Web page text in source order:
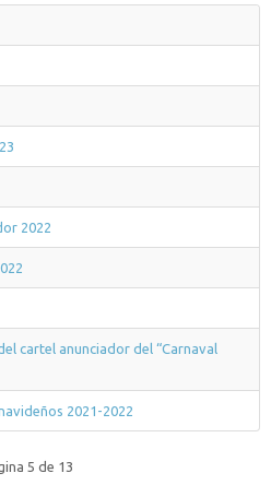
2022
cartel anunciador del “Carnaval
2021-2022
5 de 13